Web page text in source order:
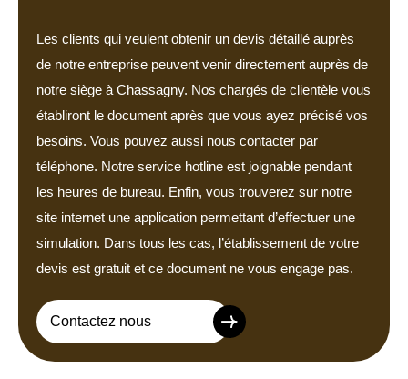
Les clients qui veulent obtenir un devis détaillé auprès
de notre entreprise peuvent venir directement auprès de
notre siège à Chassagny. Nos chargés de clientèle vous
établiront le document après que vous ayez précisé vos
besoins. Vous pouvez aussi nous contacter par
téléphone. Notre service hotline est joignable pendant
les heures de bureau. Enfin, vous trouverez sur notre
site internet une application permettant d’effectuer une
simulation. Dans tous les cas, l’établissement de votre
devis est gratuit et ce document ne vous engage pas.
Contactez nous